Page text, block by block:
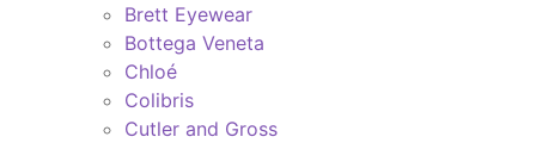
Brett Eyewear
Bottega Veneta
Chloé
Colibris
Cutler and Gross